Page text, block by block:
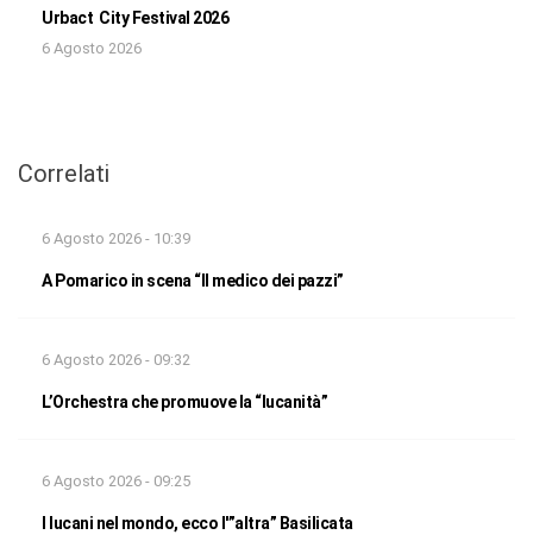
Urbact City Festival 2026
6 Agosto 2026
Correlati
6 Agosto 2026 - 10:39
A Pomarico in scena “Il medico dei pazzi”
6 Agosto 2026 - 09:32
L’Orchestra che promuove la “lucanità”
6 Agosto 2026 - 09:25
I lucani nel mondo, ecco l'”altra” Basilicata